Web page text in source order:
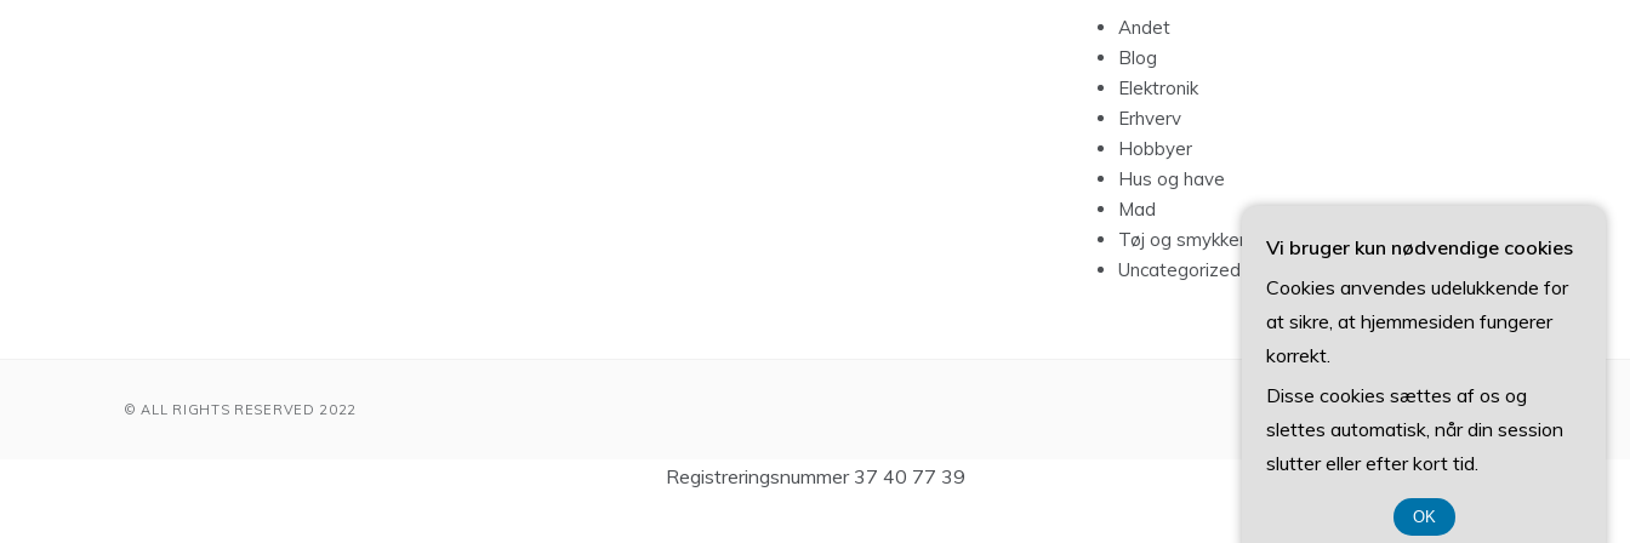
Andet
Blog
Elektronik
Erhverv
Hobbyer
Hus og have
Mad
Tøj og smykker
Uncategorized
© ALL RIGHTS RESERVED 2022
Registreringsnummer 37 40 77 39
Vi bruger kun nødvendige cookies
Cookies anvendes udelukkende for
at sikre, at hjemmesiden fungerer
korrekt.
Disse cookies sættes af os og
slettes automatisk, når din session
slutter eller efter kort tid.
OK